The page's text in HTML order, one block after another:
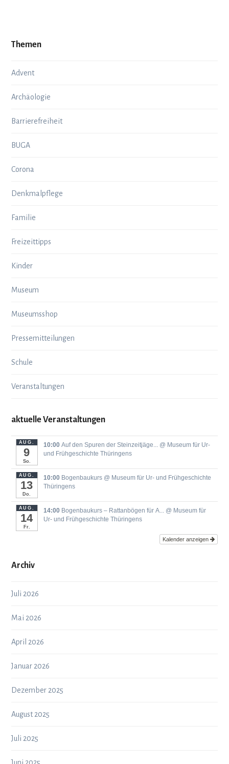
Themen
Advent
Archäologie
Barrierefreiheit
BUGA
Corona
Denkmalpflege
Familie
Freizeittipps
Kinder
Museum
Museumsshop
Pressemitteilungen
Schule
Veranstaltungen
aktuelle Veranstaltungen
AUG.
9
So.
10:00 Auf den Spuren der Steinzeitjäge... @ Museum für Ur-
und Frühgeschichte Thüringens
AUG.
13
Do.
10:00 Bogenbaukurs @ Museum für Ur- und Frühgeschichte
Thüringens
AUG.
14
Fr.
14:00 Bogenbaukurs ‒ Rattanbögen für A... @ Museum für
Ur- und Frühgeschichte Thüringens
Kalender anzeigen
Archiv
Juli 2026
Mai 2026
April 2026
Januar 2026
Dezember 2025
August 2025
Juli 2025